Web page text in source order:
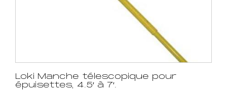
Loki Manche télescopique pour
épuisettes, 4.5′ à 7′.